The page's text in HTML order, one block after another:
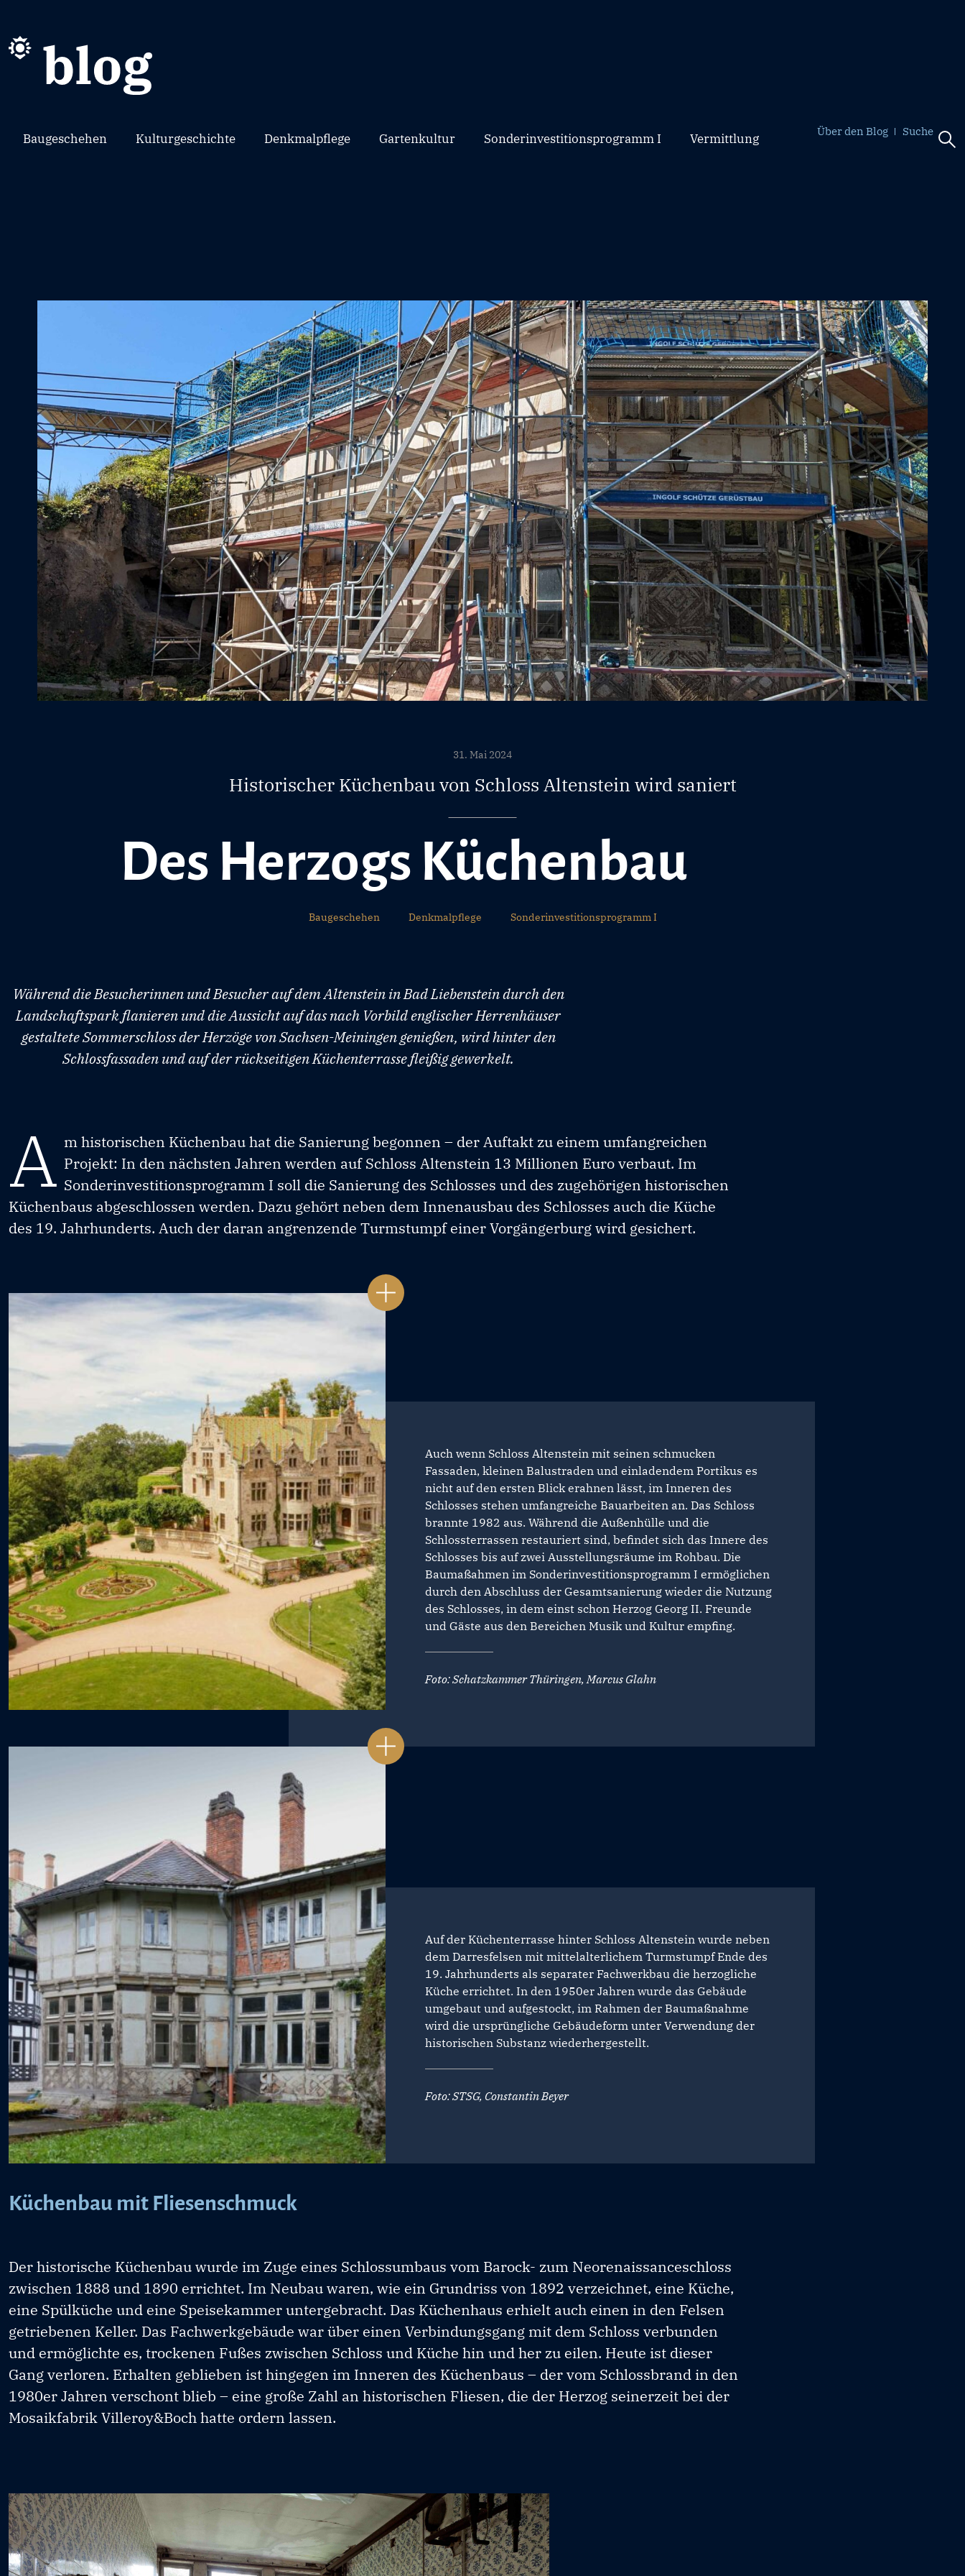
Baugeschehen Kulturgeschichte Denkmalpflege Gartenkultur Sonderinvestitionsprogramm I Vermittlung Über den Blog Suche
31. Mai 2024
Historischer Küchenbau von Schloss Altenstein wird saniert
Des Herzogs Küchenbau
Baugeschehen Denkmalpflege Sonderinvestitionsprogramm I
Während die Besucherinnen und Besucher auf dem Altenstein in Bad Liebenstein durch den
Landschaftspark flanieren und die Aussicht auf das nach Vorbild englischer Herrenhäuser
gestaltete Sommerschloss der Herzöge von Sachsen-Meiningen genießen, wird hinter den
Schlossfassaden und auf der rückseitigen Küchenterrasse fleißig gewerkelt.
A m historischen Küchenbau hat die Sanierung begonnen – der Auftakt zu einem umfangreichen
Projekt: In den nächsten Jahren werden auf Schloss Altenstein 13 Millionen Euro verbaut. Im
Sonderinvestitionsprogramm I soll die Sanierung des Schlosses und des zugehörigen historischen
Küchenbaus abgeschlossen werden. Dazu gehört neben dem Innenausbau des Schlosses auch die Küche
des 19. Jahrhunderts. Auch der daran angrenzende Turmstumpf einer Vorgängerburg wird gesichert.
Auch wenn Schloss Altenstein mit seinen schmucken
Fassaden, kleinen Balustraden und einladendem Portikus es
nicht auf den ersten Blick erahnen lässt, im Inneren des
Schlosses stehen umfangreiche Bauarbeiten an. Das Schloss
brannte 1982 aus. Während die Außenhülle und die
Schlossterrassen restauriert sind, befindet sich das Innere des
Schlosses bis auf zwei Ausstellungsräume im Rohbau. Die
Baumaßahmen im Sonderinvestitionsprogramm I ermöglichen
durch den Abschluss der Gesamtsanierung wieder die Nutzung
des Schlosses, in dem einst schon Herzog Georg II. Freunde
und Gäste aus den Bereichen Musik und Kultur empfing.
Foto: Schatzkammer Thüringen, Marcus Glahn
Auf der Küchenterrasse hinter Schloss Altenstein wurde neben
dem Darresfelsen mit mittelalterlichem Turmstumpf Ende des
19. Jahrhunderts als separater Fachwerkbau die herzogliche
Küche errichtet. In den 1950er Jahren wurde das Gebäude
umgebaut und aufgestockt, im Rahmen der Baumaßnahme
wird die ursprüngliche Gebäudeform unter Verwendung der
historischen Substanz wiederhergestellt.
Foto: STSG, Constantin Beyer
Küchenbau mit Fliesenschmuck
Der historische Küchenbau wurde im Zuge eines Schlossumbaus vom Barock- zum Neorenaissanceschloss
zwischen 1888 und 1890 errichtet. Im Neubau waren, wie ein Grundriss von 1892 verzeichnet, eine Küche,
eine Spülküche und eine Speisekammer untergebracht. Das Küchenhaus erhielt auch einen in den Felsen
getriebenen Keller. Das Fachwerkgebäude war über einen Verbindungsgang mit dem Schloss verbunden
und ermöglichte es, trockenen Fußes zwischen Schloss und Küche hin und her zu eilen. Heute ist dieser
Gang verloren. Erhalten geblieben ist hingegen im Inneren des Küchenbaus – der vom Schlossbrand in den
1980er Jahren verschont blieb – eine große Zahl an historischen Fliesen, die der Herzog seinerzeit bei der
Mosaikfabrik Villeroy&Boch hatte ordern lassen.